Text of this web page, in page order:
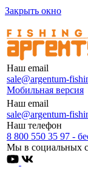
Закрыть окно
Наш email
sale@argentum-
Мобильная версия
Наш email
sale@argentum-
Наш телефон
8 800 550 35 97 -
Мы в социальных